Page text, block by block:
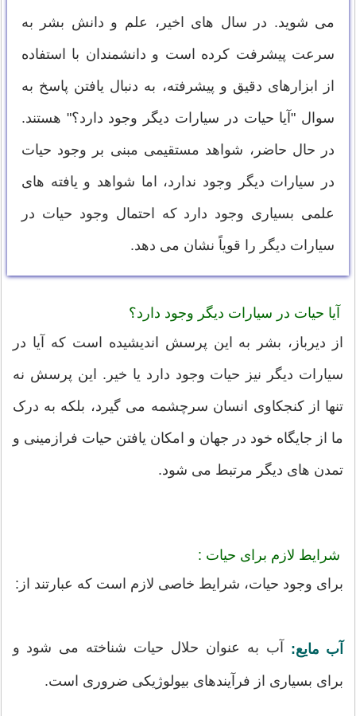
می شوید. در سال های اخیر، علم و دانش بشر به
سرعت پیشرفت کرده است و دانشمندان با استفاده
از ابزارهای دقیق و پیشرفته، به دنبال یافتن پاسخ به
سوال "آیا حیات در سیارات دیگر وجود دارد؟" هستند.
در حال حاضر، شواهد مستقیمی مبنی بر وجود حیات
در سیارات دیگر وجود ندارد، اما شواهد و یافته های
علمی بسیاری وجود دارد که احتمال وجود حیات در
سیارات دیگر را قویاً نشان می دهد.
آیا حیات در سیارات دیگر وجود دارد؟
از دیرباز، بشر به این پرسش اندیشیده است که آیا در
سیارات دیگر نیز حیات وجود دارد یا خیر. این پرسش نه
تنها از کنجکاوی انسان سرچشمه می گیرد، بلکه به درک
ما از جایگاه خود در جهان و امکان یافتن حیات فرازمینی و
تمدن های دیگر مرتبط می شود.
شرایط لازم برای حیات :
برای وجود حیات، شرایط خاصی لازم است که عبارتند از:
آب مایع: آب به عنوان حلال حیات شناخته می شود و
برای بسیاری از فرآیندهای بیولوژیکی ضروری است.